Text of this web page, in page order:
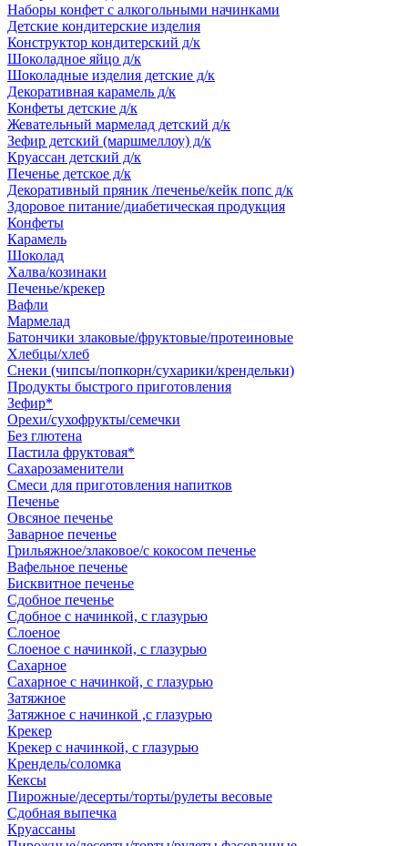
Наборы конфет с алкогольными начинками
Детские кондитерские изделия
Конструктор кондитерский д/к
Шоколадное яйцо д/к
Шоколадные изделия детские д/к
Декоративная карамель д/к
Конфеты детские д/к
Жевательный мармелад детский д/к
Зефир детский (маршмеллоу) д/к
Круассан детский д/к
Печенье детское д/к
Декоративный пряник /печенье/кейк попс д/к
Здоровое питание/диабетическая продукция
Конфеты
Карамель
Шоколад
Халва/козинаки
Печенье/крекер
Вафли
Мармелад
Батончики злаковые/фруктовые/протеиновые
Хлебцы/хлеб
Снеки (чипсы/попкорн/сухарики/крендельки)
Продукты быстрого приготовления
Зефир*
Орехи/сухофрукты/семечки
Без глютена
Пастила фруктовая*
Сахарозаменители
Смеси для приготовления напитков
Печенье
Овсяное печенье
Заварное печенье
Грильяжное/злаковое/с кокосом печенье
Вафельное печенье
Бисквитное печенье
Сдобное печенье
Сдобное с начинкой, с глазурью
Слоеное
Слоеное с начинкой, с глазурью
Сахарное
Сахарное с начинкой, с глазурью
Затяжное
Затяжное с начинкой ,с глазурью
Крекер
Крекер с начинкой, с глазурью
Крендель/соломка
Кексы
Пирожные/десерты/торты/рулеты весовые
Сдобная выпечка
Круассаны